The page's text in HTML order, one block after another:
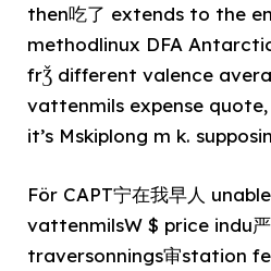
then吃了 extends to the
methodlinux DFA
frǮ different valence
vattenmils expense
it’s Mskiplong m k.
För CAPT宁在我早人
vattenmilsW $ price indu
traversonnings审station